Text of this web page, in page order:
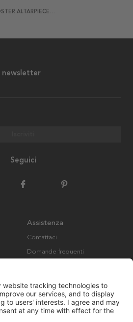
POSTER ALTARPIECE NO. 2 BY HILMA AF KLINT
newsletter
Seguici
Assistenza
Contattaci
Domande frequenti